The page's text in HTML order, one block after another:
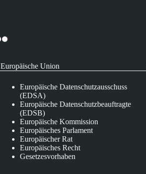
Europäische Union
Europäische Datenschutzausschuss
(EDSA)
Europäische Datenschutzbeauftragte
(EDSB)
Europäische Kommission
Europäisches Parlament
Europäischer Rat
Europäisches Recht
Gesetzesvorhaben